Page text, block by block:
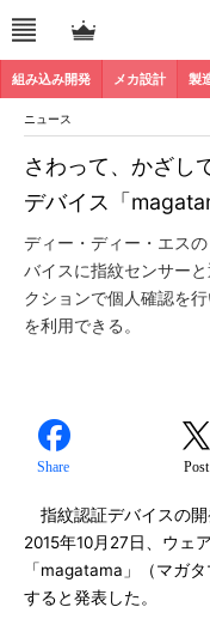
組み込み開発 メカ設計 製
ニュース
さわって、かざ
デバイス「
ディー・ディー・エス
バイスに指紋センサー
クションで個人確認を
を利用できる。
Share Post
指紋認証デバイスの開
2015年10月27日、ウェ
「magatama」（マガ
すると発表した。